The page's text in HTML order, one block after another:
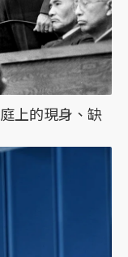
上的現身、缺